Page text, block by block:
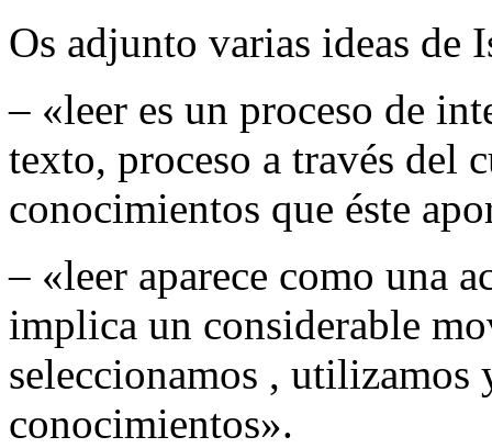
Os adjunto varias ideas de
– «leer es un proceso de
texto, proceso a través del
conocimientos que éste
– «leer aparece como una
implica un considerable
seleccionamos , utilizamos
conocimientos».